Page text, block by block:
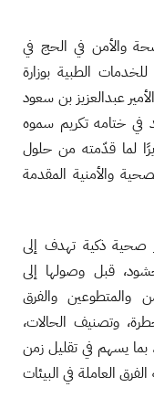
والأمن في الحج في
الطبية بوزارة
عبدالعزيز بن سعود
في ختامه تكريم سموه
لما قدّمته من حلول
والأمنية المقدمة
ذكية تهدف إلى
قبل وصولها إلى
والمتطوعين والفرق
وتصنيف الحالات،
بما يسهم في تقليل زمن
العاملة في البيئات